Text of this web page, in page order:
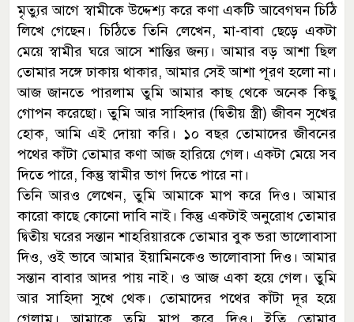
মৃত্যুর আগে স্বামীকে উদ্দেশ্য করে কণা একটি আবেগঘন চিঠি
লিখে গেছেন। চিঠিতে তিনি লেখেন, মা-বাবা ছেড়ে একটা
মেয়ে স্বামীর ঘরে আসে শান্তির জন্য। আমার বড় আশা ছিল
তোমার সঙ্গে ঢাকায় থাকার, আমার সেই আশা পূরণ হলো না।
আজ জানতে পারলাম তুমি আমার কাছ থেকে অনেক কিছু
গোপন করেছো। তুমি আর সাহিদার (দ্বিতীয় স্ত্রী) জীবন সুখের
হোক, আমি এই দোয়া করি। ১০ বছর তোমাদের জীবনের
পথের কাঁটা তোমার কণা আজ হারিয়ে গেল। একটা মেয়ে সব
দিতে পারে, কিন্তু স্বামীর ভাগ দিতে পারে না।
তিনি আরও লেখেন, তুমি আমাকে মাপ করে দিও। আমার
কারো কাছে কোনো দাবি নাই। কিন্তু একটাই অনুরোধ তোমার
দ্বিতীয় ঘরের সন্তান শাহরিয়ারকে তোমার বুক ভরা ভালোবাসা
দিও, ওই ভাবে আমার ইয়ামিনকেও ভালোবাসা দিও। আমার
সন্তান বাবার আদর পায় নাই। ও আজ একা হয়ে গেল। তুমি
আর সাহিদা সুখে থেক। তোমাদের পথের কাঁটা দূর হয়ে
গেলাম। আমাকে তুমি মাপ করে দিও। ইতি তোমার